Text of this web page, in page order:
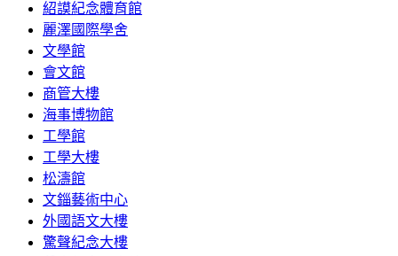
紹謨紀念體育館
麗澤國際學舍
文學館
會文館
商管大樓
海事博物館
工學館
工學大樓
松濤館
文錙藝術中心
外國語文大樓
驚聲紀念大樓